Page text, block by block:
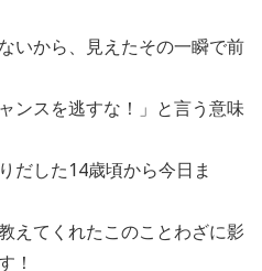
いから、見えたその一瞬で前
ンスを逃すな！」と言う意味
だした14歳頃から今日ま
えてくれたこのことわざに影
！